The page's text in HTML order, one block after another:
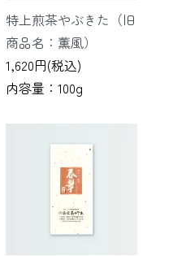
特上煎茶やぶきた（旧
商品名：薫風）
1,620円(税込)
内容量：100g